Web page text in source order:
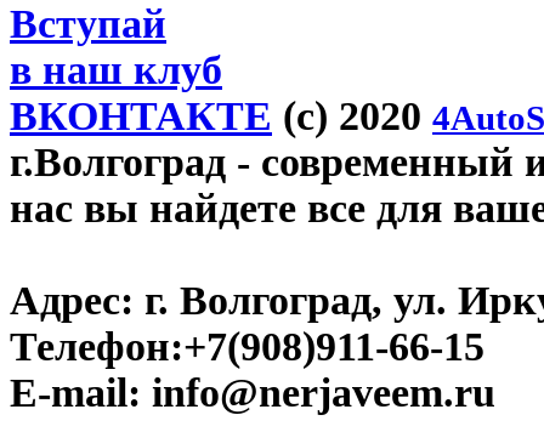
Вступай
в наш клуб
ВКОНТАКТЕ (c) 2020
г.Волгоград - современный
нас вы найдете все для
Адрес: г. Волгоград, ул.
Телефон:+7(908)911-66-15
E-mail: info@nerjaveem.ru